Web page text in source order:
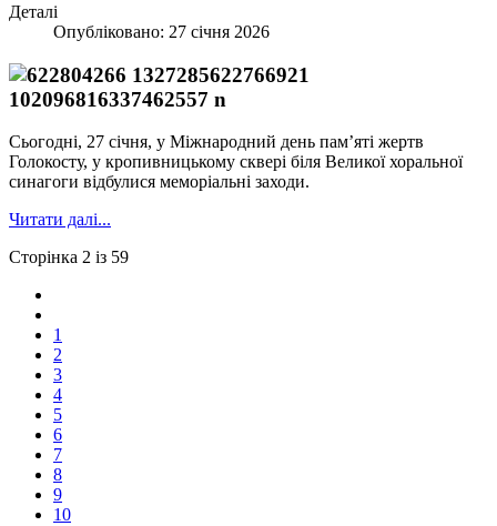
Деталі
Опубліковано: 27 січня 2026
Сьогодні, 27 січня, у Міжнародний день пам’яті жертв
Голокосту, у кропивницькому сквері біля Великої хоральної
синагоги відбулися меморіальні заходи.
Читати далі...
Сторінка 2 із 59
1
2
3
4
5
6
7
8
9
10